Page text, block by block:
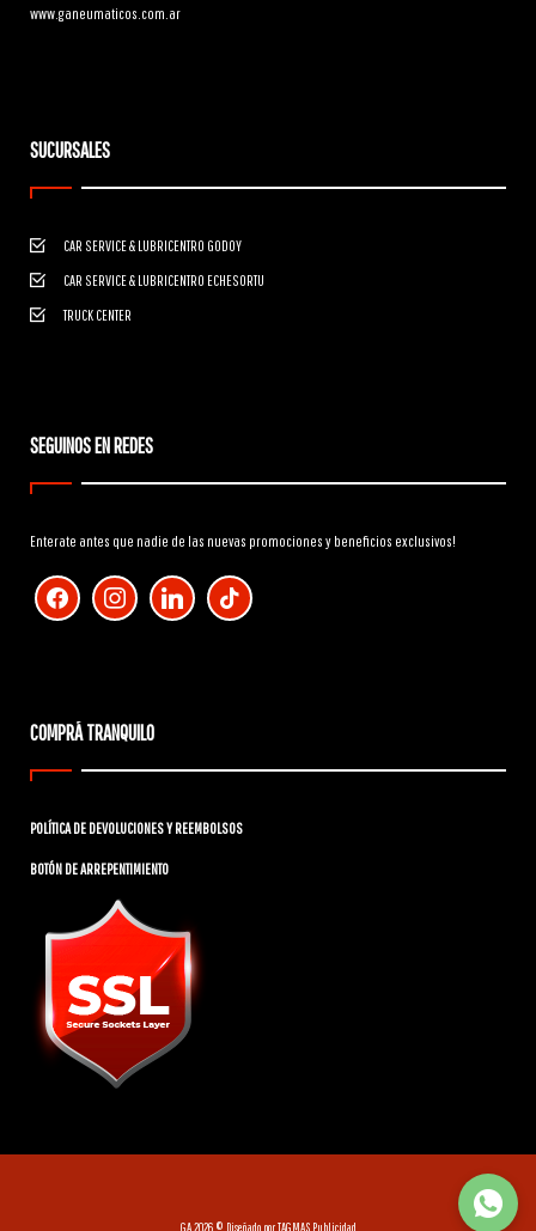
www.ganeumaticos.com.ar
SUCURSALES
CAR SERVICE & LUBRICENTRO GODOY
CAR SERVICE & LUBRICENTRO ECHESORTU
TRUCK CENTER
SEGUINOS EN REDES
Enterate antes que nadie de las nuevas promociones y beneficios exclusivos!
facebook instagram linkedin tiktok
COMPRÁ TRANQUILO
POLÍTICA DE DEVOLUCIONES Y REEMBOLSOS
BOTÓN DE ARREPENTIMIENTO
GA 2026 © Diseñado porTAGMAS Publicidad